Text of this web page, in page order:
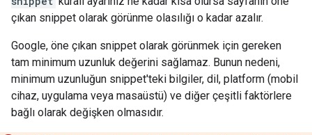
çıkan snippet olarak görünme olasılığı o kadar azalır.
Google, öne çıkan snippet olarak görünmek için gereken
tam minimum uzunluk değerini sağlamaz. Bunun nedeni,
minimum uzunluğun snippet'teki bilgiler, dil, platform (mobil
cihaz, uygulama veya masaüstü) ve diğer çeşitli faktörlere
bağlı olarak değişken olmasıdır.